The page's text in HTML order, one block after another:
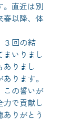
。直近は別
春以降、体
３回の結
いりまし
りまし
ります。
この誓いが
で貢献し
りがとう